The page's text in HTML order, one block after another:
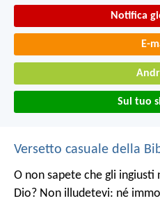
Notifica
E-
Sul tuo
Versetto casuale della
O non sapete che gli
Dio? Non illudetevi: né